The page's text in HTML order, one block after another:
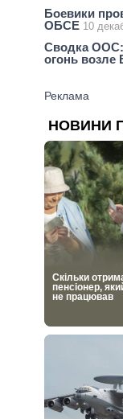
Боевики
ОБСЕ 10
Сводка ООС:
огонь возле